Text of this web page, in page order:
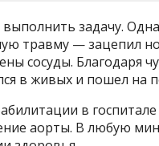
задачу.
травму — зацепил
сосуды. Благодаря
в живых и пошел на
в
аорты. В любую